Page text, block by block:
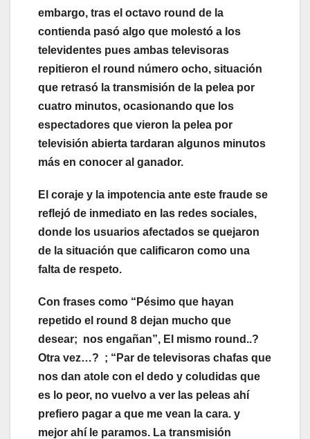
embargo, tras el octavo round de la
contienda pasó algo que molestó a los
televidentes pues ambas televisoras
repitieron el round número ocho, situación
que retrasó la transmisión de la pelea por
cuatro minutos, ocasionando que los
espectadores que vieron la pelea por
televisión abierta tardaran algunos minutos
más en conocer al ganador.
El coraje y la impotencia ante este fraude se
reflejó de inmediato en las redes sociales,
donde los usuarios afectados se quejaron
de la situación que calificaron como una
falta de respeto.
Con frases como “Pésimo que hayan
repetido el round 8 dejan mucho que
desear; nos engañan”, El mismo round..?
Otra vez…? ; “Par de televisoras chafas que
nos dan atole con el dedo y coludidas que
es lo peor, no vuelvo a ver las peleas ahí
prefiero pagar a que me vean la cara. y
mejor ahí le paramos. La transmisión